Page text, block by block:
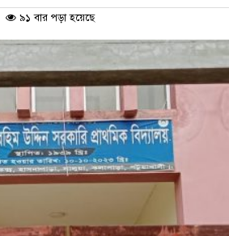
৯১ বার পড়া হয়েছে